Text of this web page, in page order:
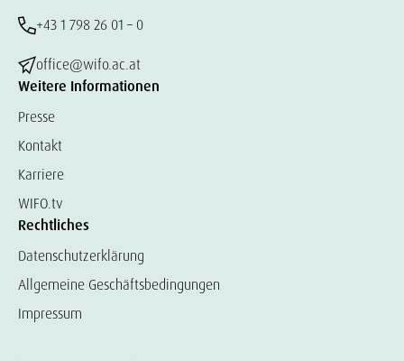
+43 1 798 26 01 – 0
office@wifo.ac.at
Weitere Informationen
Presse
Kontakt
Karriere
WIFO.tv
Rechtliches
Datenschutzerklärung
Allgemeine Geschäftsbedingungen
Impressum